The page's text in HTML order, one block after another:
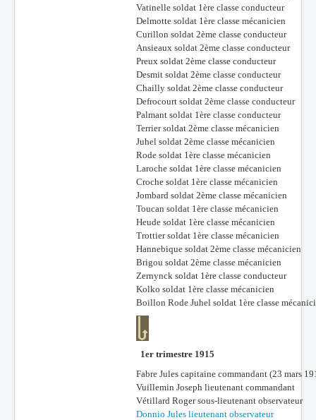
Vatinelle soldat 1ère classe conducteur
Delmotte soldat 1ère classe mécanicien
Curillon soldat 2ème classe conducteur
Ansieaux soldat 2ème classe conducteur
Preux soldat 2ème classe conducteur
Desmit soldat 2ème classe conducteur
Chailly soldat 2ème classe conducteur
Defrocourt soldat 2ème classe conducteur
Palmant soldat 1ère classe conducteur
Terrier soldat 2ème classe mécanicien
Juhel soldat 2ème classe mécanicien
Rode soldat 1ère classe mécanicien
Laroche soldat 1ère classe mécanicien
Croche soldat 1ère classe mécanicien
Jombard soldat 2ème classe mécanicien
Toucan soldat 1ère classe mécanicien
Heude soldat 1ère classe mécanicien
Trottier soldat 1ère classe mécanicien
Hannebique soldat 2ème classe mécanicien
Brigou soldat 2ème classe mécanicien
Zernynck soldat 1ère classe conducteur
Kolko soldat 1ère classe mécanicien
Boillon Rode Juhel soldat 1ère classe
1er trimestre 1915
Fabre Jules capitaine commandant (23 mars
Vuillemin Joseph lieutenant commandant
Vétillard Roger sous-lieutenant observateur
Donnio Jules lieutenant observateur